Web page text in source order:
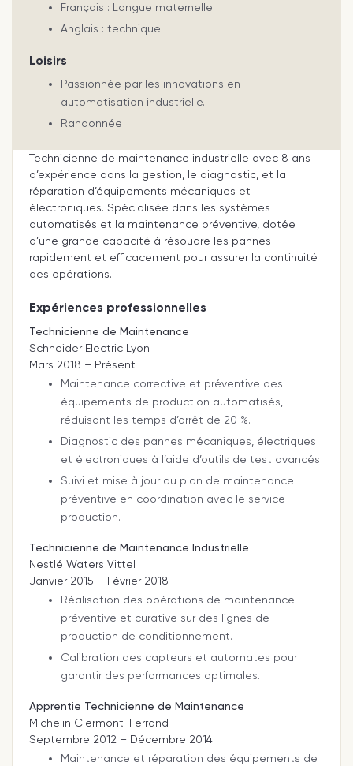
Français : Langue maternelle
Anglais : technique
Loisirs
Passionnée par les innovations en
automatisation industrielle.
Randonnée
Technicienne de maintenance industrielle avec 8 ans
d’expérience dans la gestion, le diagnostic, et la
réparation d’équipements mécaniques et
électroniques. Spécialisée dans les systèmes
automatisés et la maintenance préventive, dotée
d’une grande capacité à résoudre les pannes
rapidement et efficacement pour assurer la continuité
des opérations.
Expériences professionnelles
Technicienne de Maintenance
Schneider Electric Lyon
Mars 2018 – Présent
Maintenance corrective et préventive des
équipements de production automatisés,
réduisant les temps d’arrêt de 20 %.
Diagnostic des pannes mécaniques, électriques
et électroniques à l’aide d’outils de test avancés.
Suivi et mise à jour du plan de maintenance
préventive en coordination avec le service
production.
Technicienne de Maintenance Industrielle
Nestlé Waters Vittel
Janvier 2015 – Février 2018
Réalisation des opérations de maintenance
préventive et curative sur des lignes de
production de conditionnement.
Calibration des capteurs et automates pour
garantir des performances optimales.
Apprentie Technicienne de Maintenance
Michelin Clermont-Ferrand
Septembre 2012 – Décembre 2014
Maintenance et réparation des équipements de